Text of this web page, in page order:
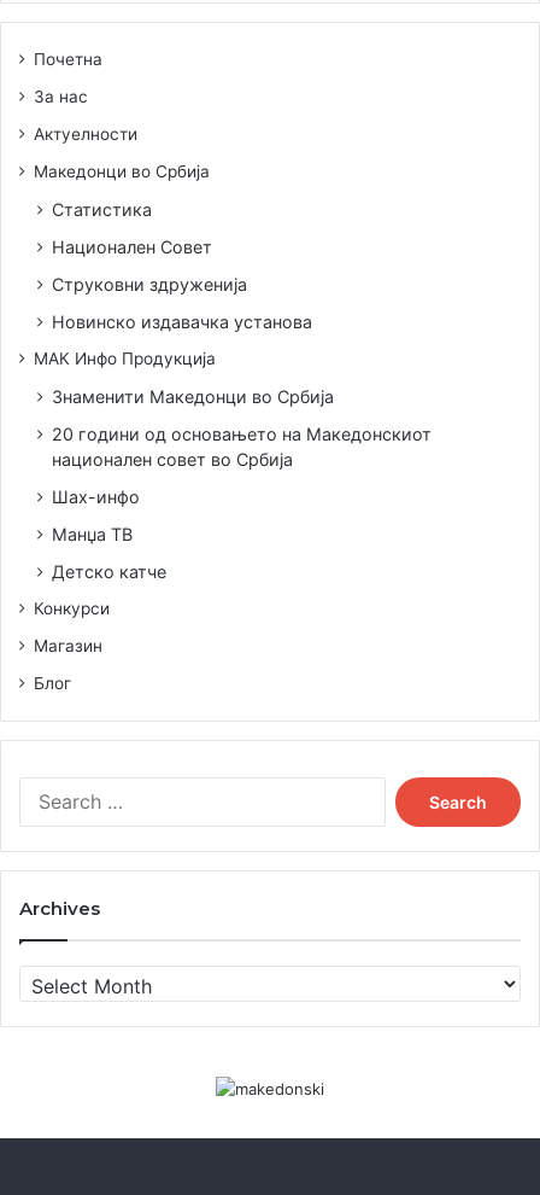
Почетна
За нас
Актуелности
Македонци во Србија
Статистика
Национален Совет
Струковни здруженија
Новинско издавачка установа
МАК Инфо Продукција
Знаменити Македонци во Србија
20 години од основањето на Македонскиот
национален совет во Србија
Шах-инфо
Манџа ТВ
Детско катче
Конкурси
Магазин
Блог
Search
for:
Archives
Archives